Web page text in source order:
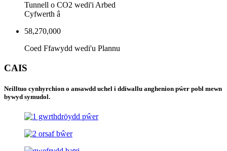
Tunnell o CO2 wedi'i Arbed
Cyfwerth â
58,270,000
Coed Ffawydd wedi'u Plannu
CAIS
Neilltuo cynhyrchion o ansawdd uchel i ddiwallu anghenion pŵer pobl mewn
bywyd symudol.